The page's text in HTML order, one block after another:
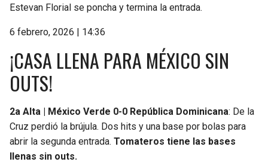
Estevan Florial se poncha y termina la entrada.
6 febrero, 2026 | 14:36
¡CASA LLENA PARA MÉXICO SIN
OUTS!
2a Alta | México Verde 0-0 República Dominicana: De la
Cruz perdió la brújula. Dos hits y una base por bolas para
abrir la segunda entrada. Tomateros tiene las bases
llenas sin outs.